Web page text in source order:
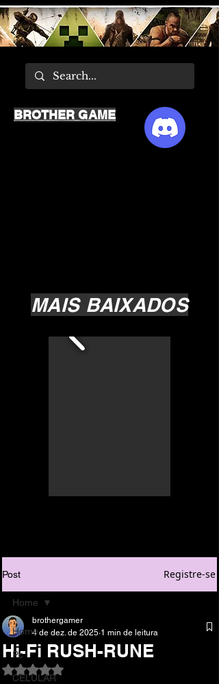
MAIS BAIXADOS
BROTHER GAME
Post Registre-se
Home
Pc
CELULAR
Home
Hi-Fi RUSH-RUNE
brothergamer
4 de dez. de 2025 1 min de leitura
Avaliado com NaN de 5 estrelas.